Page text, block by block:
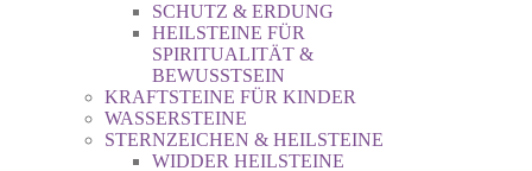
SCHUTZ & ERDUNG
HEILSTEINE FÜR
SPIRITUALITÄT &
BEWUSSTSEIN
KRAFTSTEINE FÜR KINDER
WASSERSTEINE
STERNZEICHEN & HEILSTEINE
WIDDER HEILSTEINE